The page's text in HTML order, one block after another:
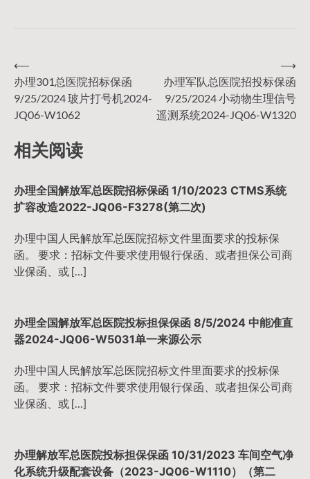
文
章
导
航
⟵
办理301总医院招标保函
9/25/2024 玻片打号机2024-
JQ06-W1062
办理军队总医院招投标保函
9/25/2024 小动物生理信号
遥测系统2024-JQ06-W1320
⟶
相关阅读
办理全国解放军总医院招标保函 1/10/2023 CTMS系统
扩容改造2022-JQ06-F3278(第二次)
办理中国人民解放军总医院招标文件里面要求的投标保
函。 要求：招标文件要求使用银行保函、或者担保公司商
业保函、或 […]
办理全国解放军总医院投标担保保函 8/5/2024 中能准直
器2024-JQ06-W5031单一来源公示
办理中国人民解放军总医院招标文件里面要求的投标保
函。 要求：招标文件要求使用银行保函、或者担保公司商
业保函、或 […]
办理解放军总医院投标担保保函 10/31/2023 车间空气净
化系统升级配套设备（2023-JQ06-W1110）（第二